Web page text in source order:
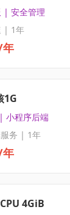
| 安全管理
| 1年
1G
小程序后端
务 | 1年
4GiB